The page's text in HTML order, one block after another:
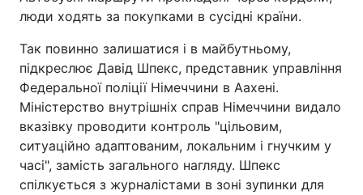
люди ходять за покупками в сусідні країни.
Так повинно залишатися і в майбутньому,
підкреслює Давід Шпекс, представник управління
Федеральної поліції Німеччини в Аахені.
Міністерство внутрішніх справ Німеччини видало
вказівку проводити контроль "цільовим,
ситуаційно адаптованим, локальним і гнучким у
часі", замість загального нагляду. Шпекс
спілкується з журналістами в зоні зупинки для